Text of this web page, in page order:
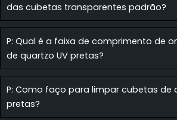
das cubetas transparentes padrão?
P: Qual é a faixa de comprimento de
de quartzo UV pretas?
P: Como faço para limpar cubetas de
pretas?